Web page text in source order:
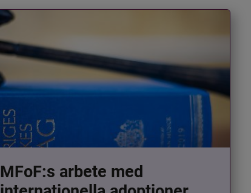
MFoF:s arbete med